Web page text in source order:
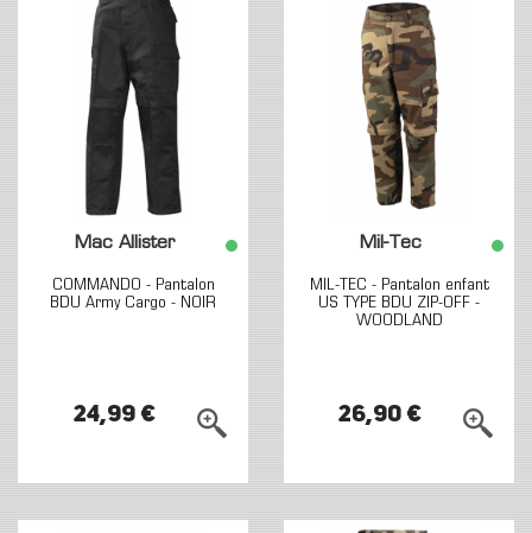
Mac Allister
COMMANDO - Pantalon
BDU Army Cargo - NOIR
24,99 €
Mil-Tec
MIL-TEC - Pantalon enfant
US TYPE BDU ZIP-OFF -
WOODLAND
26,90 €